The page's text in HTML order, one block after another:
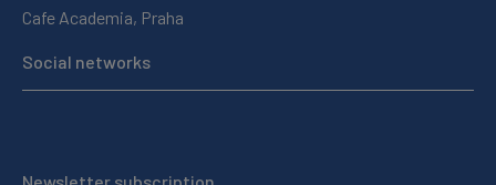
Cafe Academia, Praha
Social networks
Newsletter subscription